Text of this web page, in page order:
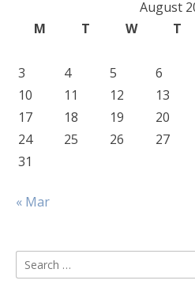
August
M
T W T
3
4 5 6
10
11 12 13
17
18 19 20
24
25 26 27
31
« Mar
Search
for: